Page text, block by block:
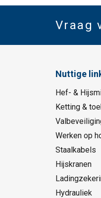
Vraag
Nuttige
Hef- &
Ketting &
Werken op
Staalkabels
Hijskranen
Hydrauliek